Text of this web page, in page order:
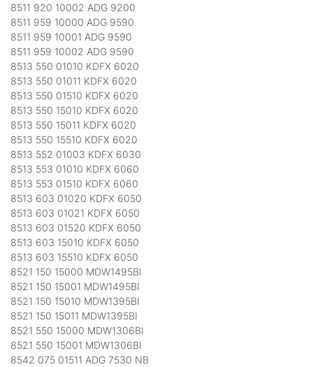
8511 920 10002 ADG 9200
8511 959 10000 ADG 9590
8511 959 10001 ADG 9590
8511 959 10002 ADG 9590
8513 550 01010 KDFX 6020
8513 550 01011 KDFX 6020
8513 550 01510 KDFX 6020
8513 550 15010 KDFX 6020
8513 550 15011 KDFX 6020
8513 550 15510 KDFX 6020
8513 552 01003 KDFX 6030
8513 553 01010 KDFX 6060
8513 553 01510 KDFX 6060
8513 603 01020 KDFX 6050
8513 603 01021 KDFX 6050
8513 603 01520 KDFX 6050
8513 603 15010 KDFX 6050
8513 603 15510 KDFX 6050
8521 150 15000 MDW1495BI
8521 150 15001 MDW1495BI
8521 150 15010 MDW1395BI
8521 150 15011 MDW1395BI
8521 550 15000 MDW1306BI
8521 550 15001 MDW1306BI
8542 075 01511 ADG 7530 NB